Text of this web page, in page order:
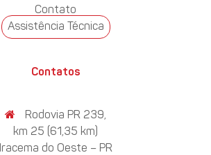
Contato
Assistência Técnica
Contatos
Rodovia PR 239,
km 25 (61,35 km)
Iracema do Oeste – PR